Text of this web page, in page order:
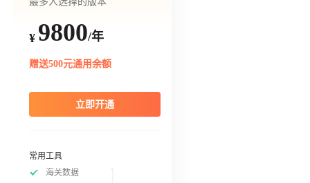
¥ 9800/年
赠送500元通用余额
立即开通
常用工具
海关数据